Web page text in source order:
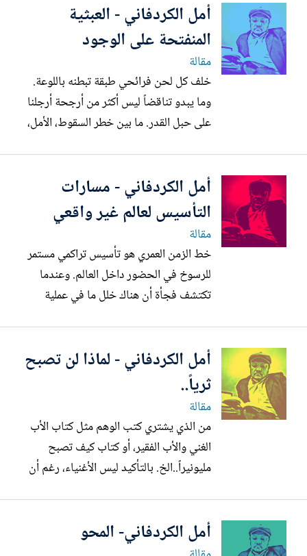
أمارسها منذ وقت طويل، هناك أيضاً أعمال
محاسبية تنتظر، وغير ذلك الكثير، دون
إمكانية وضعها في...
أمل الكردفاني - العبثية
المنفتحة على الوجود
مقالة
خلف كل لحن فرائحي طبقة تبطنه باللوعة.
وما يبدو تناقضاً ليس أكثر من أرجحة أرجلنا
على حبل القدر. ما بين خطر السقوط، الأمل،
في آخر الحبل. وهنا تنفتح العبثية على
الوجود، ليس بمفهوم الفلسفة الصلدة لسارتر،
بل بمفهوم...
أمل الكردفاني - مسارات
التأسيس لعالم غير واقعي
مقالة
خط الزمن العمري هو تأسيس تراكمي مستمر
للرسوخ في الحضور داخل العالم. وعندما
تكتشف فجأة أن هناك خلل ما في عملية
ما وراء الصفر. شاهدت تمثيلية رائعة كان
بطلها الفنان الكبير نبيل الحلفاوي، عن شخص
أرسل قصيدته إلى احدى الصحف،...
أمل الكردفاني - لماذا لن تصبح
ثرياً..
مقالة
من الذي يشتري كتب الوهم مثل كتاب الأب
الغني والأب الفقير، أو كتاب كيف تصبح
مليونيراً..الخ. بالتأكيد ليس الأغنياء، رغم أن
أحد هذه الأنواع من الكتب، وأعتقد أنه لم
يكن صادقاُ أو كان صادقاً ولكن ليس ليصبح
أمل الكردفاني- المحو